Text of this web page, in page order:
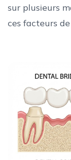
sur plusieurs
ces facteurs